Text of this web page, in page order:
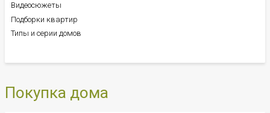
Покупка дома
Видеосюжеты
Подборки квартир
Типы и серии домов